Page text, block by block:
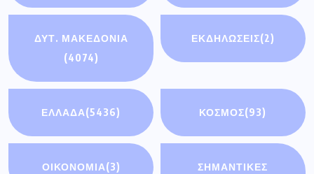
ΔΥΤ. ΜΑΚΕΔΟΝΙΑ
(4074)
ΕΚΔΗΛΩΣΕΙΣ(2)
ΕΛΛΑΔΑ(5436) ΚΟΣΜΟΣ(93)
ΟΙΚΟΝΟΜΊΑ(3)
ΣΗΜΑΝΤΙΚΈΣ